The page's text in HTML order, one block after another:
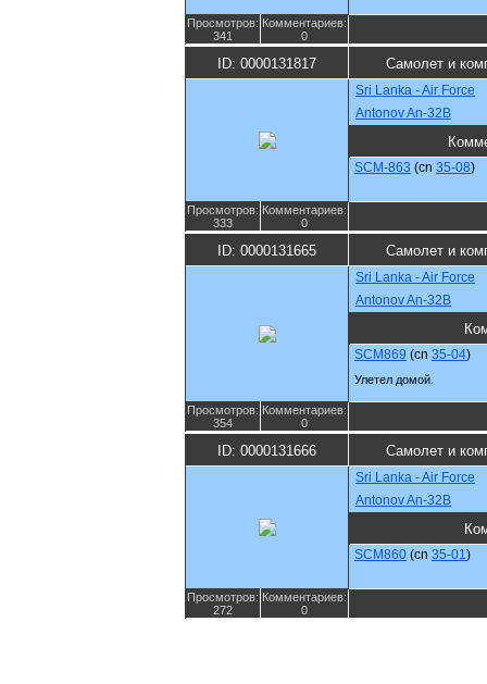
Просмотров:
341
Комментариев:
0
ID: 0000131817 Самолет и
Sri Lanka - Air Force
Antonov An-32B
SCM-863 (cn 35-08)
Просмотров:
333
Комментариев:
0
ID: 0000131665 Самолет и
Sri Lanka - Air Force
Antonov An-32B
SCM869 (cn 35-04)
Улетел домой.
Просмотров:
354
Комментариев:
0
ID: 0000131666 Самолет и
Sri Lanka - Air Force
Antonov An-32B
SCM860 (cn 35-01)
Просмотров:
272
Комментариев:
0